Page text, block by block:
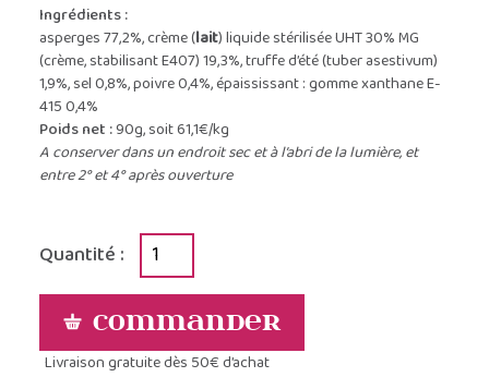
Ingrédients :
asperges 77,2%, crème (lait) liquide stérilisée UHT 30% MG
(crème, stabilisant E407) 19,3%, truffe d’été (tuber asestivum)
1,9%, sel 0,8%, poivre 0,4%, épaississant : gomme xanthane E-
415 0,4%
Poids net :90g, soit 61,1€/kg
A conserver dans un endroit sec et à l’abri de la lumière, et
entre 2° et 4° après ouverture
Quantité :
Commander
Livraison gratuite dès 50€ d’achat